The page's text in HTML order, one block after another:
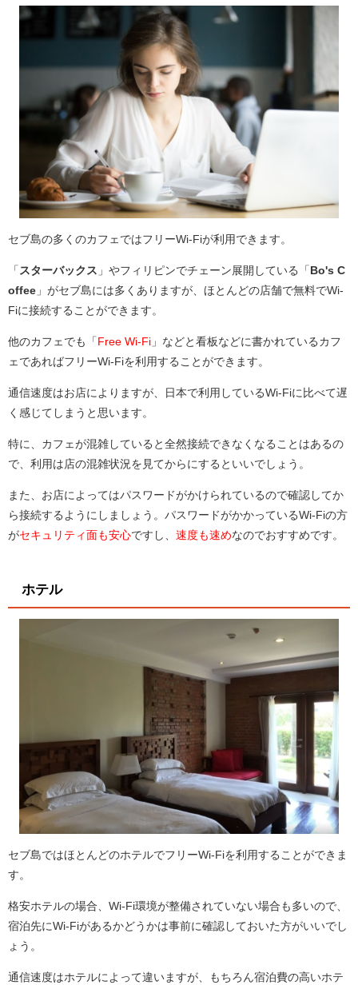
セブ島の多くのカフェではフリーWi-Fiが利用できます。
「 スターバックス 」やフィリピンでチェーン展開している「 Bo's C
offee 」がセブ島には多くありますが、ほとんどの店舗で無料でWi-
Fiに接続することができます。
他のカフェでも「 Free Wi-Fi 」などと看板などに書かれているカフ
ェであればフリーWi-Fiを利用することができます。
通信速度はお店によりますが、日本で利用しているWi-Fiに比べて遅
く感じてしまうと思います。
特に、カフェが混雑していると全然接続できなくなることはあるの
で、利用は店の混雑状況を見てからにするといいでしょう。
また、お店によってはパスワードがかけられているので確認してか
ら接続するようにしましょう。パスワードがかかっているWi-Fiの方
がセキュリティ面も安心ですし、 速度も速めなのでおすすめです。
ホテル
セブ島ではほとんどのホテルでフリーWi-Fiを利用することができま
す。
格安ホテルの場合、Wi-Fi環境が整備されていない場合も多いので、
宿泊先にWi-Fiがあるかどうかは事前に確認しておいた方がいいでし
ょう。
通信速度はホテルによって違いますが、もちろん宿泊費の高いホテ